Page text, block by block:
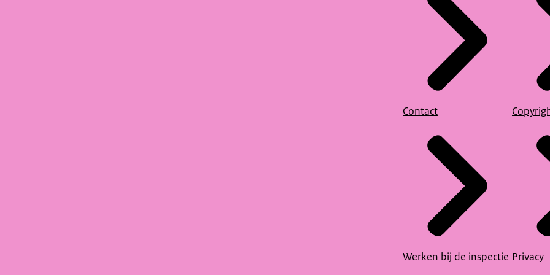
Contact
Werken bij de inspectie Privacy